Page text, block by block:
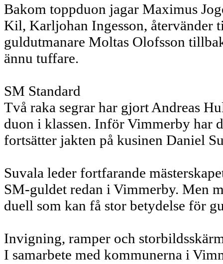
Bakom toppduon jagar Maximus
Kil, Karljohan Ingesson, återvänder
guldutmanare Moltas Olofsson
ännu tuffare.
SM Standard
Två raka segrar har gjort Andreas
duon i klassen. Inför Vimmerby har
fortsätter jakten på kusinen Daniel
Suvala leder fortfarande
SM-guldet redan i Vimmerby. Men
duell som kan få stor betydelse för
Invigning, ramper och
I samarbete med kommunerna i